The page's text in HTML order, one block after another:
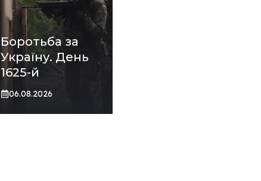
Боротьба за
Україну. День
1625-й
06.08.2026